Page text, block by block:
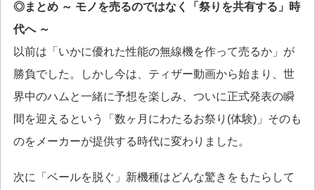
◎まとめ ～ モノを売るのではなく「祭りを共有する」時
代へ ～
以前は「いかに優れた性能の無線機を作って売るか」が
勝負でした。しかし今は、ティザー動画から始まり、世
界中のハムと一緒に予想を楽しみ、ついに正式発表の瞬
間を迎えるという「数ヶ月にわたるお祭り(体験)」そのも
のをメーカーが提供する時代に変わりました。
次に「ベールを脱ぐ」新機種はどんな驚きをもたらして